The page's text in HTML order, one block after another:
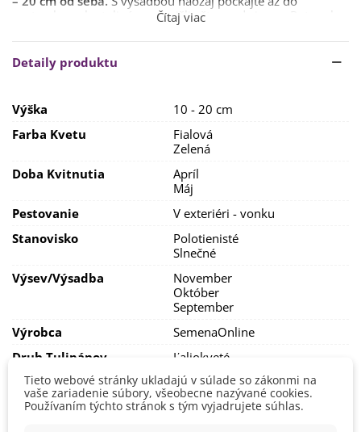
septembra, aby tulipány nevzišli ešte pred zimou. Potom by
Stanovisko by malo byť
slnečné s dostatočne priepustnou
hlinito-piesčitou pôdou, výživnou, pH neutrálnou až
cm. Pred výsadbou tulipánov je dobré
pôdykompost alebo preležaný hnoj(nie čerstvý). Využiť
môžete aj špeciálne hnojivá, napr. Biopon
Tulipány potrebujú k dobrému rastu dostatočne vlhkú pôdu.
Prílišné sucho ich môže oslabiť.
Po odkvitnutí odlomte stonku kvetu a nechajte
rastlinuúplne zoschnúť,
aby cibuľka získala čo najviac živín.
sáčkoch na suchom vzdušnom miestepri teplote okolo 20
Čítaj viac
Detaily produktu
Výška
10 - 20 cm
Farba Kvetu
Fialová
Zelená
Doba Kvitnutia
Apríl
Máj
Pestovanie
V exteriéri - vonku
Stanovisko
Polotienisté
Slnečné
Výsev/výsadba
November
Október
September
Výrobca
SemenaOnline
Druh Tulipánov
Ľaliokveté
Mrazuvzdornosť
Áno
Vegetačné Obdobie
Trvalky
Tieto webové stránky ukladajú v súlade so zákonmi na
vaše zariadenie súbory, všeobecne nazývané cookies.
Používaním týchto stránok s tým vyjadrujete súhlas.